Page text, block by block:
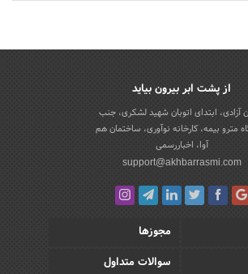
از پشت ابر بیرون بیاید
آزادی، ابتدای اتوبان شهید لشکری، جنب
مترو بیمه، کارخانه نوآوری، ساختمان هم
آوا، اخباررسمی
support@akhbarrasmi.com
مجوزها
سوالات متداول